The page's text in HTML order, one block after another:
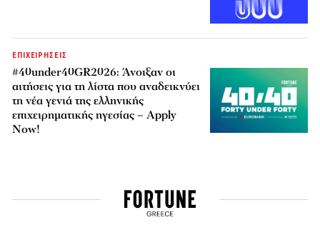
ΕΠΙΧΕΙΡΗΣΕΙΣ
#40under40GR2026: Άνοιξαν οι
αιτήσεις για τη λίστα που αναδεικνύει
τη νέα γενιά της ελληνικής
επιχειρηματικής ηγεσίας – Apply
Now!